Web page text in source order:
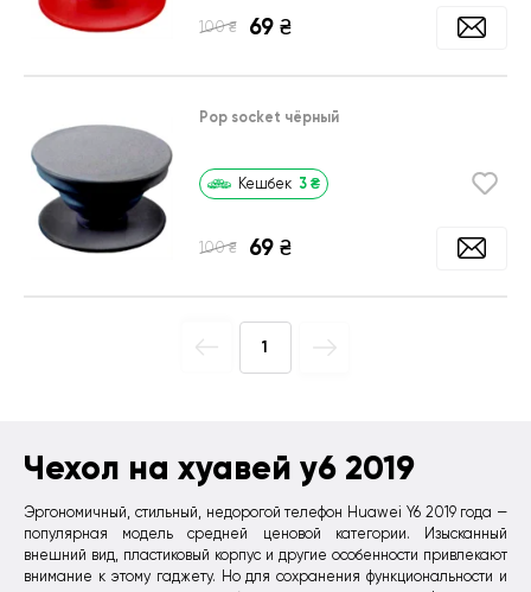
Чехол на хуавей у6 2019
Эргономичный, стильный, недорогой телефон Huawei Y6 2019 года —
популярная модель средней ценовой категории. Изысканный
внешний вид, пластиковый корпус и другие особенности привлекают
внимание к этому гаджету. Но для сохранения функциональности и
100 ₴ 69 ₴
Pop socket чёрный
Кешбек 3 ₴
100 ₴ 69 ₴
1